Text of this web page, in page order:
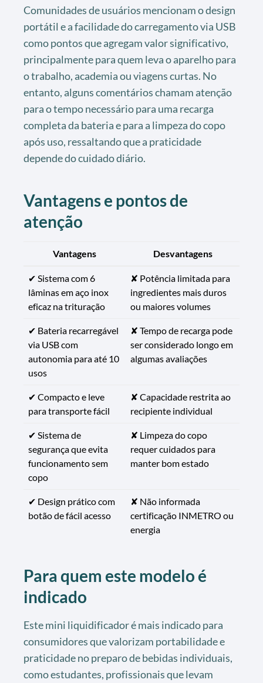
Comunidades de usuários mencionam o design
portátil e a facilidade do carregamento via USB
como pontos que agregam valor significativo,
principalmente para quem leva o aparelho para
o trabalho, academia ou viagens curtas. No
entanto, alguns comentários chamam atenção
para o tempo necessário para uma recarga
completa da bateria e para a limpeza do copo
após uso, ressaltando que a praticidade
depende do cuidado diário.
Vantagens e pontos de
atenção
Vantagens Desvantagens
✔ Sistema com 6
lâminas em aço inox
eficaz na trituração
✘ Potência limitada para
ingredientes mais duros
ou maiores volumes
✔ Bateria recarregável
via USB com
autonomia para até 10
usos
✘ Tempo de recarga pode
ser considerado longo em
algumas avaliações
✔ Compacto e leve
para transporte fácil
✘ Capacidade restrita ao
recipiente individual
✔ Sistema de
segurança que evita
funcionamento sem
copo
✘ Limpeza do copo
requer cuidados para
manter bom estado
✔ Design prático com
botão de fácil acesso
✘ Não informada
certificação INMETRO ou
energia
Para quem este modelo é
indicado
Este mini liquidificador é mais indicado para
consumidores que valorizam portabilidade e
praticidade no preparo de bebidas individuais,
como estudantes, profissionais que levam